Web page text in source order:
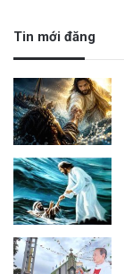
Tin mới đăng